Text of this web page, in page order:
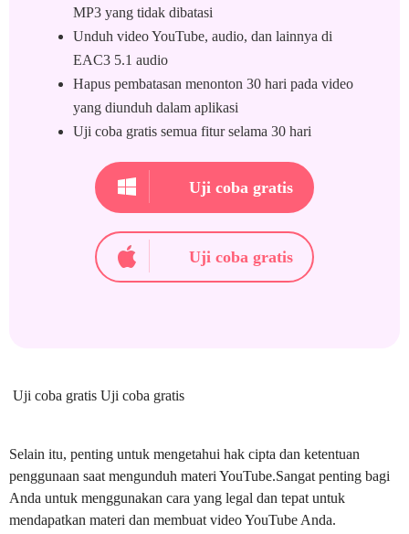
MP3 yang tidak dibatasi
Unduh video YouTube, audio, dan lainnya di
EAC3 5.1 audio
Hapus pembatasan menonton 30 hari pada video
yang diunduh dalam aplikasi
Uji coba gratis semua fitur selama 30 hari
Uji coba gratis
Uji coba gratis
Uji coba gratis Uji coba gratis
Selain itu, penting untuk mengetahui hak cipta dan ketentuan
penggunaan saat mengunduh materi YouTube.Sangat penting bagi
Anda untuk menggunakan cara yang legal dan tepat untuk
mendapatkan materi dan membuat video YouTube Anda.